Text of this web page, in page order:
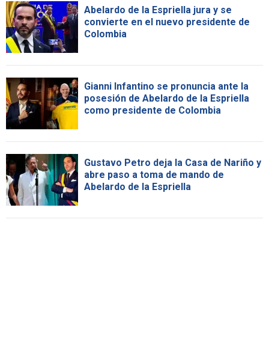
Abelardo de la Espriella jura y se
convierte en el nuevo presidente de
Colombia
Gianni Infantino se pronuncia ante la
posesión de Abelardo de la Espriella
como presidente de Colombia
Gustavo Petro deja la Casa de Nariño y
abre paso a toma de mando de
Abelardo de la Espriella